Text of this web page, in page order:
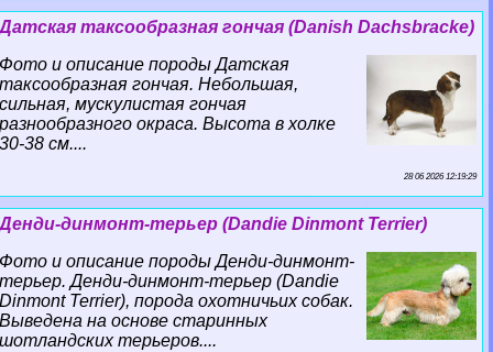
Датская таксообразная гончая (Danish Dachsbracke)
Фото и описание породы Датская
таксообразная гончая. Небольшая,
сильная, мускулистая гончая
разнообразного окраса. Высота в холке
30-38 см....
28 06 2026 12:19:29
Денди-динмонт-терьер (Dandie Dinmont Terrier)
Фото и описание породы Денди-динмонт-
терьер. Денди-динмонт-терьер (Dandie
Dinmont Terrier), порода охотничьих собак.
Выведена на основе старинных
шотландских терьеров....